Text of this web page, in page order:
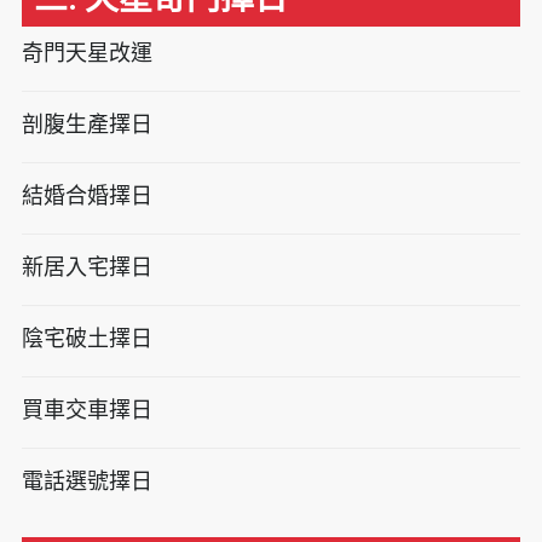
奇門天星改運
剖腹生產擇日
結婚合婚擇日
新居入宅擇日
陰宅破土擇日
買車交車擇日
電話選號擇日